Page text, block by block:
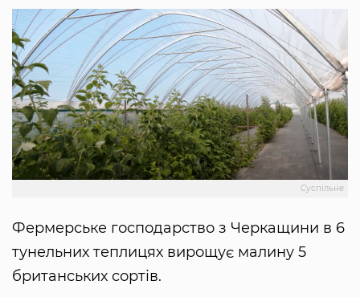
Суспільне
Фермерське господарство з Черкащини в 6
тунельних теплицях вирощує малину 5
британських сортів.